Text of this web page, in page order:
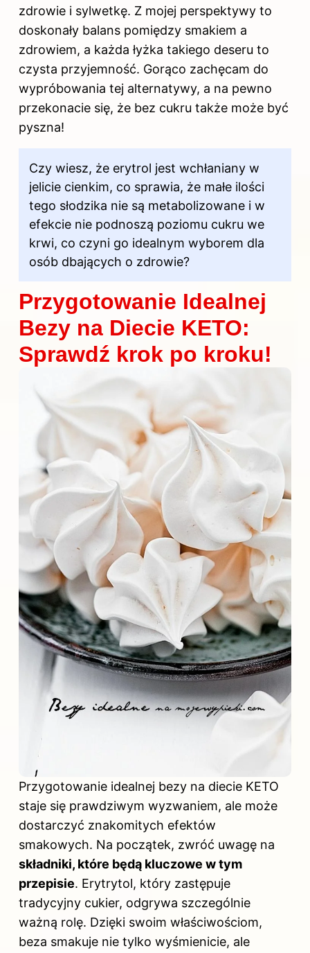
zdrowie i sylwetkę. Z mojej perspektywy to
doskonały balans pomiędzy smakiem a
zdrowiem, a każda łyżka takiego deseru to
czysta przyjemność. Gorąco zachęcam do
wypróbowania tej alternatywy, a na pewno
przekonacie się, że bez cukru także może być
pyszna!
Czy wiesz, że erytrol jest wchłaniany w
jelicie cienkim, co sprawia, że małe ilości
tego słodzika nie są metabolizowane i w
efekcie nie podnoszą poziomu cukru we
krwi, co czyni go idealnym wyborem dla
osób dbających o zdrowie?
Przygotowanie Idealnej
Bezy na Diecie KETO:
Sprawdź krok po kroku!
Przygotowanie idealnej bezy na diecie KETO
staje się prawdziwym wyzwaniem, ale może
dostarczyć znakomitych efektów
smakowych. Na początek, zwróć uwagę na
składniki, które będą kluczowe w tym
przepisie. Erytrytol, który zastępuje
tradycyjny cukier, odgrywa szczególnie
ważną rolę. Dzięki swoim właściwościom,
beza smakuje nie tylko wyśmienicie, ale